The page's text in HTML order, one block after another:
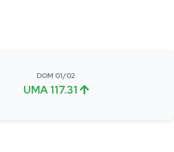
DOM 01/02
UMA 117.31